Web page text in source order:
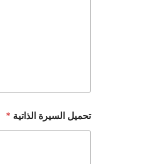
تحميل السيرة الذاتية *